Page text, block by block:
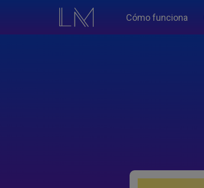
Cómo funciona